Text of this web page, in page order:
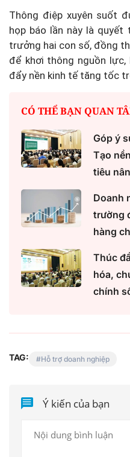
Thông điệp xuyên suốt
họp báo lần này là
trưởng hai con số, đồng
để khơi thông nguồn
đẩy nền kinh tế tăng tốc
CÓ THỂ BẠN QUAN
Góp ý
Tạo
tiêu
Doanh
trường
hàng
Thúc
hóa,
chính
TAG: Hỗ trợ doanh nghiệp
Ý kiến của bạn